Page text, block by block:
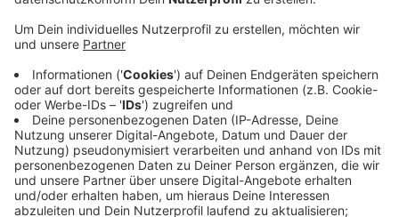
Damit das Ehrenamt im Kreis besser sichtbar wird und
sich noch mehr Menschen beteiligen können, gibt es
jetzt zwei neue Angebote. Die Ehrenamtsbörse und
das Ehrenamtsregister. Die Börse ist eine
Onlineplattform für alle, die ein Ehrenamt suchen oder
für ihr Projekt noch Unterstützung brauchen. Das
Register bietet eine Onlineübersicht über die vielen